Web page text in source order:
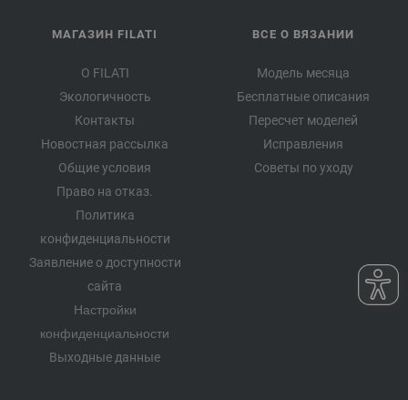
МАГАЗИН FILATI
О FILATI
Экологичность
Контакты
Новостная рассылка
Общие условия
Право на отказ.
Политика
конфиденциальности
Заявление о доступности
сайта
Настройки
конфиденциальности
Выходные данные
ВСЕ О ВЯЗАНИИ
Модель месяца
Бесплатные описания
Пересчет моделей
Исправления
Советы по уходу